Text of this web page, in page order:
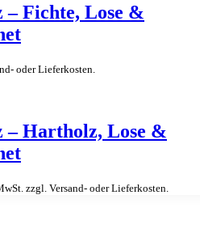
– Fichte, Lose &
oder Lieferkosten.
– Hartholz, Lose &
zzgl. Versand- oder Lieferkosten.